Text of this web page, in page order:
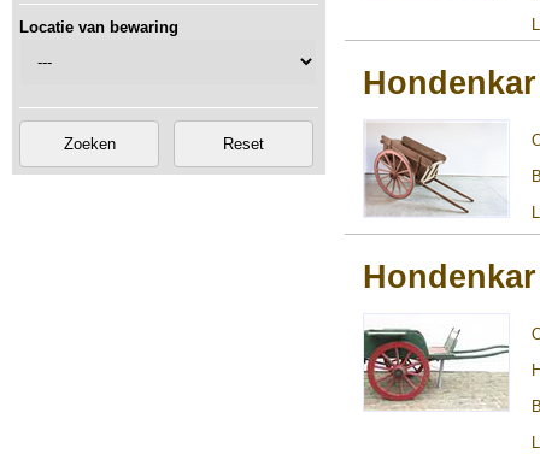
Locatie van bewaring
Hondenkar
Hondenkar